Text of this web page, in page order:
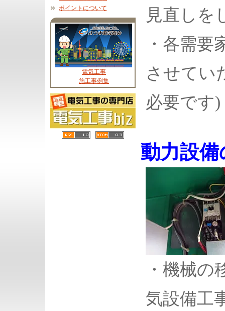
ポイントについて
電気工事
施工事例集
見直しを
・各需要
させてい
必要です)
動力設備
・機械の
気設備工